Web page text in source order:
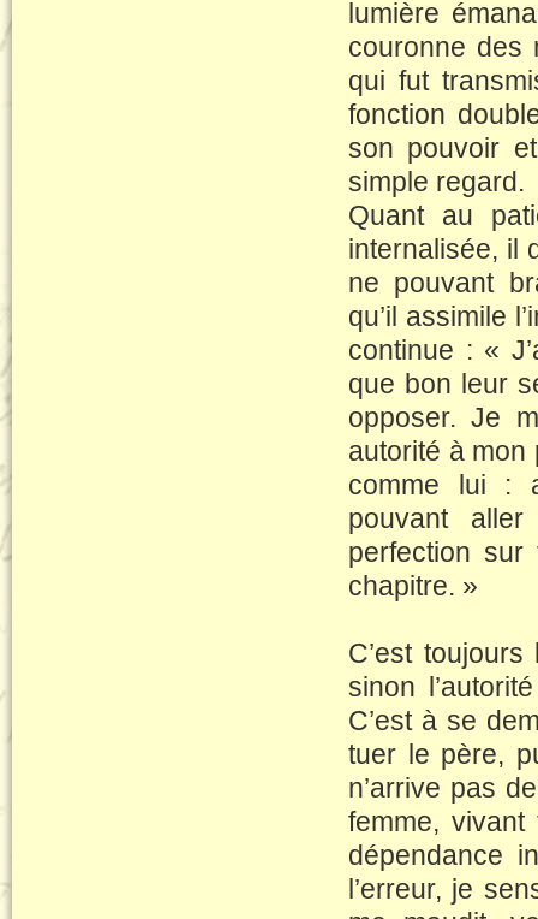
lumière
couronne des
qui fut
fonction
son pouvoir
simple regard.
Quant au
internalisée, il
ne pouvant
qu’il assimile
continue : «
que bon leur
opposer. Je
autorité à mon
comme lui :
pouvant aller
perfection
chapitre. »
C’est
sinon
C’est à se
tuer le père,
n’arrive pas
femme,
dépendance
l’erreur, je